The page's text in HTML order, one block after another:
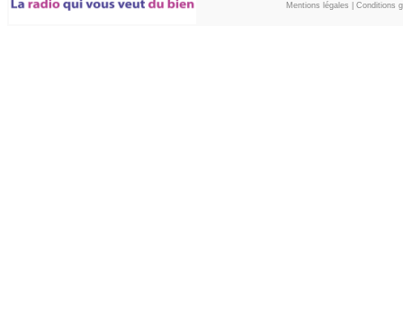
Mentions légales Conditions